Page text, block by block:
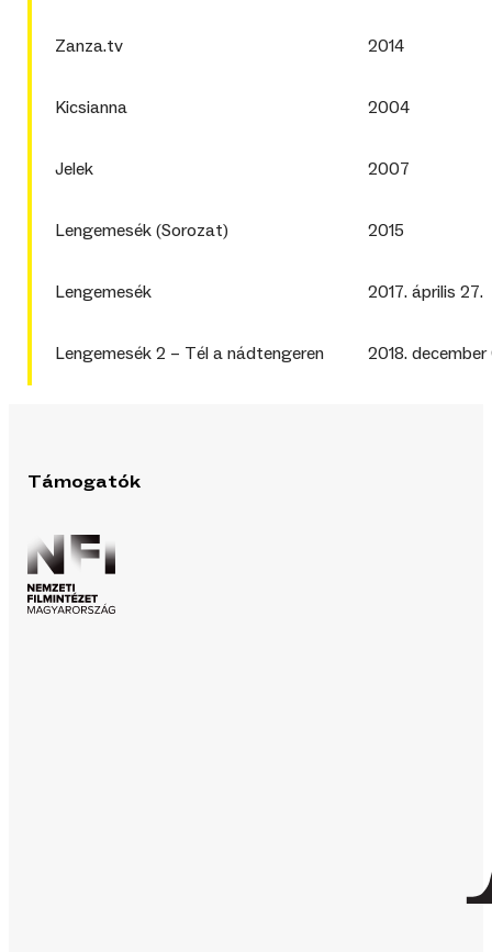
Zanza.tv 2014
Kicsianna 2004
Jelek 2007
Lengemesék (Sorozat) 2015
Lengemesék 2017. április 27.
Lengemesék 2 – Tél a nádtengeren 2018. december
Támogatók